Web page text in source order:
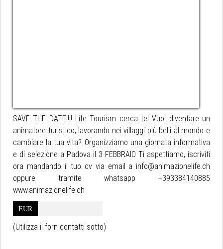
SAVE THE DATE!!!! Life Tourism cerca te! Vuoi diventare un
animatore turistico, lavorando nei villaggi più belli al mondo e
cambiare la tua vita? Organizziamo una giornata informativa
e di selezione a Padova il 3 FEBBRAIO Ti aspettiamo, iscriviti
ora mandando il tuo cv via email a info@animazionelife.ch
oppure tramite whatsapp +393384140885
www.animazionelife.ch
EUR
(Utilizza il forn contatti sotto)